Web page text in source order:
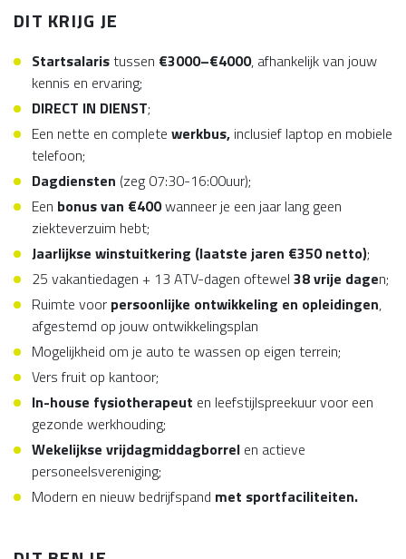
DIT KRIJG JE
Startsalaristussen €3000–€4000, afhankelijk van jouw
kennis en ervaring;
DIRECT IN DIENST;
Een nette en complete werkbus, inclusief laptop en mobiele
telefoon;
Dagdiensten (zeg 07:30-16:00uur);
Een bonus van €400wanneer je een jaar lang geen
ziekteverzuim hebt;
Jaarlijkse winstuitkering (laatste jaren €350 netto);
25 vakantiedagen + 13 ATV-dagen oftewel 38 vrije dagen;
Ruimte voor persoonlijke ontwikkeling en opleidingen,
afgestemd op jouw ontwikkelingsplan
Mogelijkheid om je auto te wassen op eigen terrein;
Vers fruit op kantoor;
In-house fysiotherapeut en leefstijlspreekuur voor een
gezonde werkhouding;
Wekelijkse vrijdagmiddagborrel en actieve
personeelsvereniging;
Modern en nieuw bedrijfspand met sportfaciliteiten.